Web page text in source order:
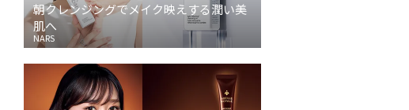
朝クレンジングでメイク映えする潤い美
肌へ
NARS